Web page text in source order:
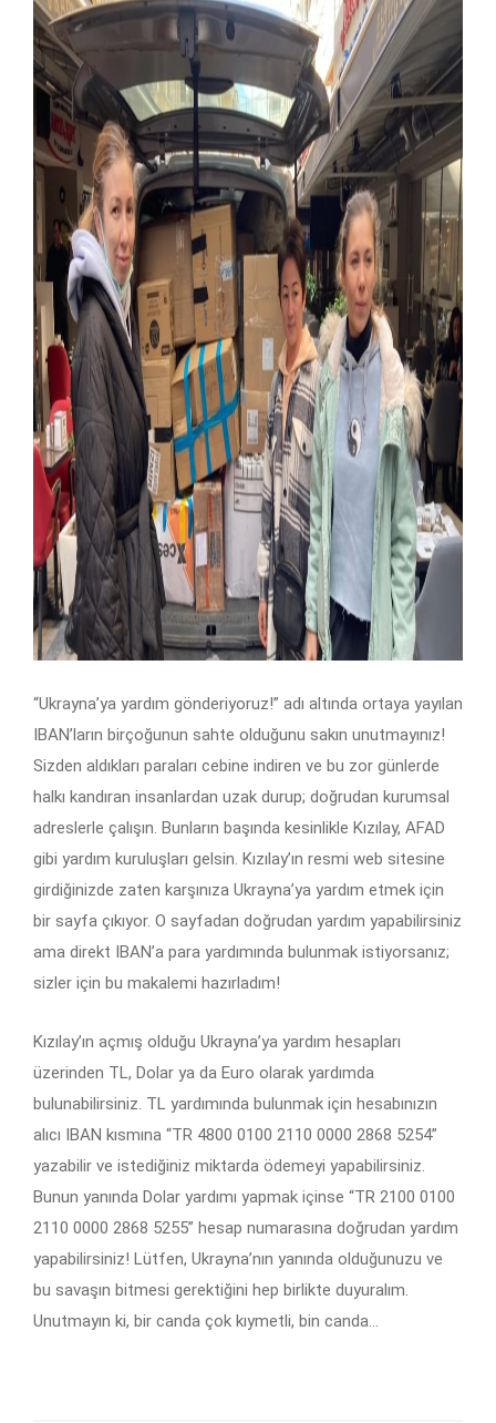
“Ukrayna’ya yardım gönderiyoruz!” adı altında ortaya yayılan
IBAN’ların birçoğunun sahte olduğunu sakın unutmayınız!
Sizden aldıkları paraları cebine indiren ve bu zor günlerde
halkı kandıran insanlardan uzak durup; doğrudan kurumsal
adreslerle çalışın. Bunların başında kesinlikle Kızılay, AFAD
gibi yardım kuruluşları gelsin. Kızılay’ın resmi web sitesine
girdiğinizde zaten karşınıza Ukrayna’ya yardım etmek için
bir sayfa çıkıyor. O sayfadan doğrudan yardım yapabilirsiniz
ama direkt IBAN’a para yardımında bulunmak istiyorsanız;
sizler için bu makalemi hazırladım!
Kızılay’ın açmış olduğu Ukrayna’ya yardım hesapları
üzerinden TL, Dolar ya da Euro olarak yardımda
bulunabilirsiniz. TL yardımında bulunmak için hesabınızın
alıcı IBAN kısmına “TR 4800 0100 2110 0000 2868 5254”
yazabilir ve istediğiniz miktarda ödemeyi yapabilirsiniz.
Bunun yanında Dolar yardımı yapmak içinse “TR 2100 0100
2110 0000 2868 5255” hesap numarasına doğrudan yardım
yapabilirsiniz! Lütfen, Ukrayna’nın yanında olduğunuzu ve
bu savaşın bitmesi gerektiğini hep birlikte duyuralım.
Unutmayın ki, bir canda çok kıymetli, bin canda…